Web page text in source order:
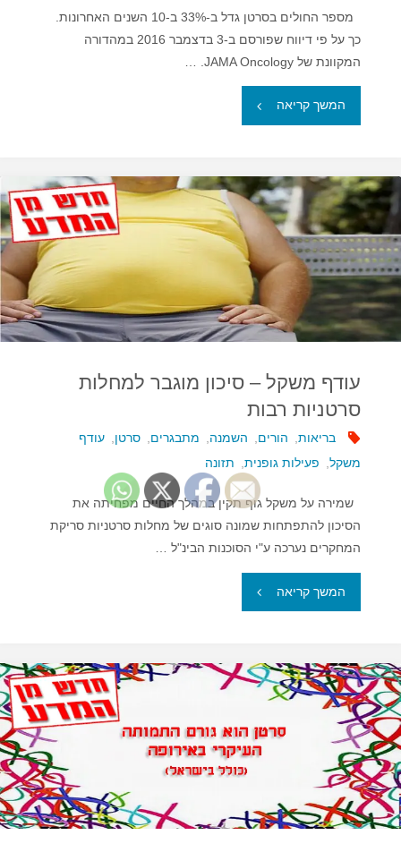
מספר החולים בסרטן גדל ב-33% ב-10 השנים האחרונות.
כך על פי דיווח שפורסם ב-3 בדצמבר 2016 במהדורה
המקוונת של JAMA Oncology. …
המשך קריאה "בעשור
גדל
בשליש
שיעור
מחלות
הסרטן
בעולם"
עודף משקל – סיכון מוגבר למחלות
סרטניות רבות
בריאות, הורים, השמנה, מתבגרים, סרטן, עודף
משקל, פעילות גופנית, תזונה
שמירה על משקל גוף תקין במהלך החיים מפחיתה את
הסיכון להתפתחות שמונה סוגים של מחלות סרטניות סריקת
המחקרים נערכה ע"י הסוכנות הבינ"ל …
המשך קריאה "עודף
–
סיכון
מוגבר
למחלות
סרטניות